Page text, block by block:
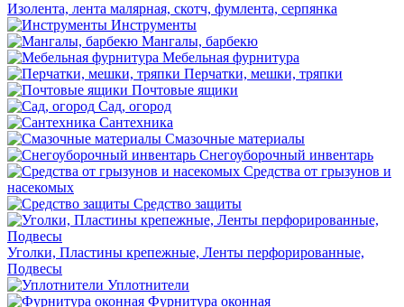
Изолента, лента малярная, скотч, фумлента, серпянка
Инструменты
Мангалы, барбекю
Мебельная фурнитура
Перчатки, мешки, тряпки
Почтовые ящики
Сад, огород
Сантехника
Смазочные материалы
Снегоуборочный инвентарь
Средства от грызунов и
насекомых
Средство защиты
Уголки, Пластины крепежные, Ленты перфорированные,
Подвесы
Уплотнители
Фурнитура оконная